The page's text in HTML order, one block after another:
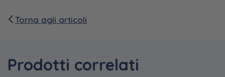
Torna agli articoli
Prodotti correlati